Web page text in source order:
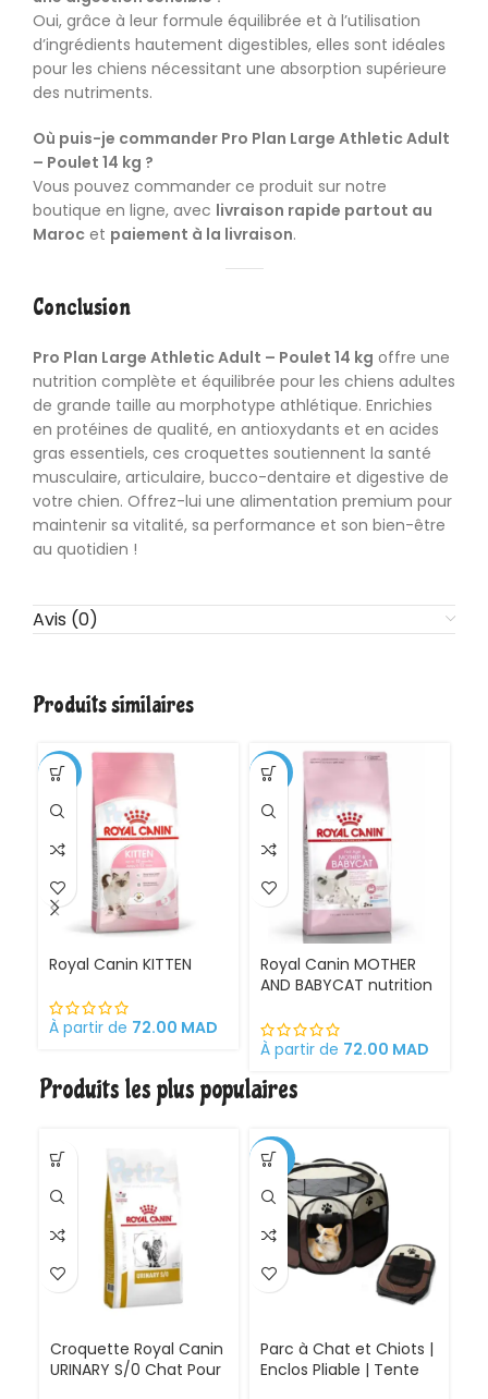
Oui, grâce à leur formule équilibrée et à l’utilisation
d’ingrédients hautement digestibles, elles sont idéales
pour les chiens nécessitant une absorption supérieure
des nutriments.
Où puis-je commander Pro Plan Large Athletic Adult
– Poulet 14 kg ?
Vous pouvez commander ce produit sur notre
boutique en ligne, avec livraison rapide partout au
Maroc et paiement à la livraison.
Conclusion
Pro Plan Large Athletic Adult – Poulet 14 kg offre une
nutrition complète et équilibrée pour les chiens adultes
de grande taille au morphotype athlétique. Enrichies
en protéines de qualité, en antioxydants et en acides
gras essentiels, ces croquettes soutiennent la santé
musculaire, articulaire, bucco-dentaire et digestive de
votre chien. Offrez-lui une alimentation premium pour
maintenir sa vitalité, sa performance et son bien-être
au quotidien !
Avis (0)
Produits similaires
-1%
Royal Canin KITTEN
À partir de 72.00 MAD
-11%
Royal Canin MOTHER
AND BABYCAT nutrition
et ses chatons
Croquettes pour
gestantes/allaitantes
À partir de 72.00 MAD
Produits les plus populaires
Croquette Royal Canin
URINARY S/0 Chat Pour
-30%
Parc à Chat et Chiots |
Enclos Pliable | Tente